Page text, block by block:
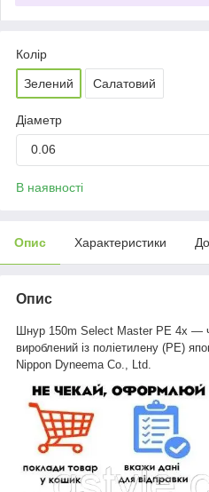
Колір
Зелений Салатовий
Діаметр
0.06
В наявності
Опис Характеристики
Опис
Шнур 150m Select Master PE 4x —
вироблений із поліетилену (PE)
Nippon Dyneema Co., Ltd.